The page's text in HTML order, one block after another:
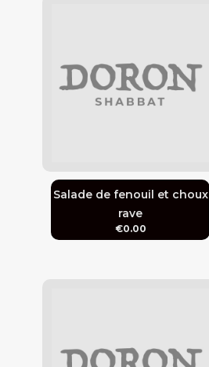
Salade de fenouil et choux
rave
€0.00